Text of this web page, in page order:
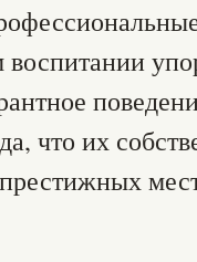
что их